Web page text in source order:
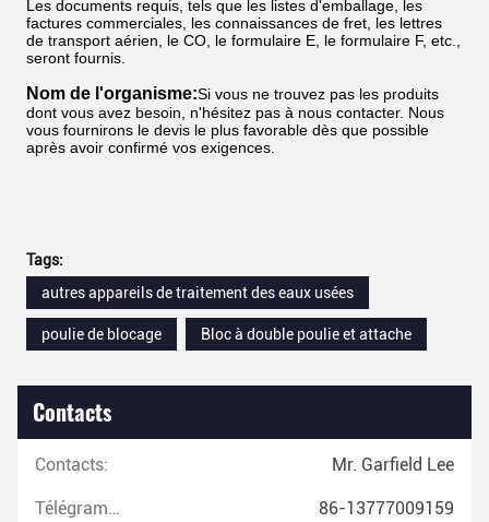
Les documents requis, tels que les listes d'emballage, les
factures commerciales, les connaissances de fret, les lettres
de transport aérien, le CO, le formulaire E, le formulaire F, etc.,
seront fournis.
Nom de l'organisme:Si vous ne trouvez pas les produits
dont vous avez besoin, n'hésitez pas à nous contacter. Nous
vous fournirons le devis le plus favorable dès que possible
après avoir confirmé vos exigences.
Tags:
autres appareils de traitement des eaux usées
poulie de blocage Bloc à double poulie et attache
Contacts
Contacts: Mr. Garfield Lee
Télégramme: 86-13777009159